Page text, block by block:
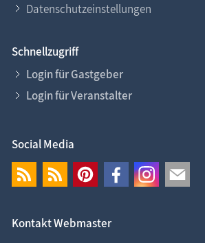
Datenschutzeinstellungen
Schnellzugriff
Login für Gastgeber
Login für Veranstalter
Social Media
Kontakt Webmaster